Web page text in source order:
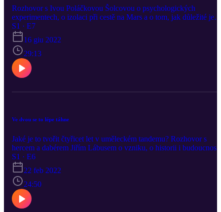
Rozhovor s Ivou Poláčkovou Šolcovou o psychologických
experimentech, o izolaci při cestě na Mars a o tom, jak důležité je
vědomí toho, že jsme schopní zabít člověka. Bonus pro studenty
psychologie: v podcastu zazní návod, jak úspěšně absolvovat první
hodinu studia v kurzu naší hostky.
S1 · E7
16 giu 2022
29:13
Ve dvou se to lépe táhne
Jaké je to tvořit čtyřicet let v uměleckém tandemu? Rozhovor s
hercem a dabérem Jiřím Lábusem o vzniku, o historii i budoucnosti
dvojice Kaiser - Lábus. (Nahráváno bez Kaisera.)
S1 · E6
22 feb 2022
24:50